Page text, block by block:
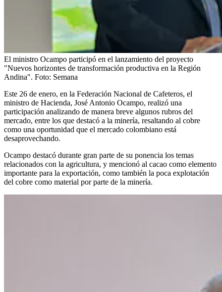
El ministro Ocampo participó en el lanzamiento del proyecto
"Nuevos horizontes de transformación productiva en la Región
Andina". Foto: Semana
Este 26 de enero, en la Federación Nacional de Cafeteros, el
ministro de Hacienda, José Antonio Ocampo, realizó una
participación analizando de manera breve algunos rubros del
mercado, entre los que destacó a la minería, resaltando al cobre
como una oportunidad que el mercado colombiano está
desaprovechando.
Ocampo destacó durante gran parte de su ponencia los temas
relacionados con la agricultura, y mencionó al cacao como elemento
importante para la exportación, como también la poca explotación
del cobre como material por parte de la minería.